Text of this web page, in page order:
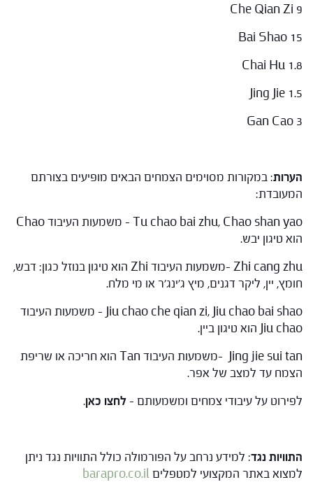
Che Qian Zi 9
Bai Shao 15
Chai Hu 1.8
Jing Jie 1.5
Gan Cao 3
הערות: במקורות מסוימים הצמחים הבאים מופיעים בצורתם
המעובדת:
Tu chao bai zhu, Chao shan yao – משמעות העיבוד Chao
הוא טיגון יבש.
Zhi cang zhu –משמעות העיבוד Zhi הוא טיגון בנוזל כגון: דבש,
חומץ, יין, ליקר דגנים, מיץ ג'ינג'ר או מי מלח.
Jiu chao che qian zi, Jiu chao bai shao – משמעות העיבוד
Jiu chao הוא טיגון ביין.
Jing jie sui tan -משמעות העיבוד Tan הוא חריכה או שריפת
הצמח עד למצב של אפר.
לפירוט על עיבודי צמחים ומשמעותם –לחצו כאן.
התוויות נגד: למידע נרחב על הפורמולה כולל התוויות נגד ניתן
למצוא באתר המקצועי למטפליםbarapro.co.il